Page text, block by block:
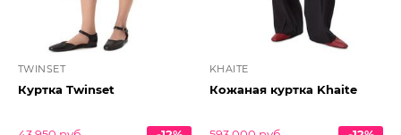
TWINSET
Куртка Twinset
KHAITE
Кожаная куртка Khaite